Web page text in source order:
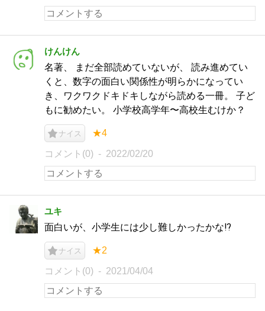
けんけん
名著、 まだ全部読めていないが、 読み進めてい
くと、数字の面白い関係性が明らかになってい
き、ワクワクドキドキしながら読める一冊。 子ど
もに勧めたい。 小学校高学年〜高校生むけか？
ナイス ★4
コメント(0) 2022/02/20
ユキ
面白いが、小学生には少し難しかったかな⁉️
ナイス ★2
コメント(0) 2021/04/04